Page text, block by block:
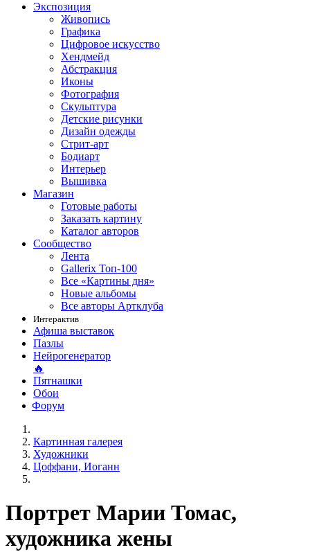
Экспозиция
Живопись
Графика
Цифровое искусство
Хендмейд
Абстракция
Иконы
Фотография
Скульптура
Детские рисунки
Дизайн одежды
Стрит-арт
Бодиарт
Интерьер
Вышивка
Магазин
Готовые работы
Заказать картину
Каталог авторов
Сообщество
Лента
Gallerix Топ-100
Все «Картины дня»
Новые альбомы
Все авторы Артклуба
Интерактив
Афиша выставок
Пазлы
Нейрогенератор
🔥
Пятнашки
Обои
Форум
Картинная галерея
Художники
Цоффани, Иоганн
Портрет Марии Томас,
художника жены